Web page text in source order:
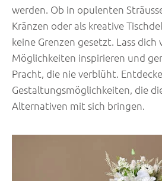
werden. Ob in opulenten
Kränzen oder als kreative
keine Grenzen gesetzt. Lass
Möglichkeiten inspirieren und
Pracht, die nie verblüht.
Gestaltungsmöglichkeiten, die
Alternativen mit sich bringen.